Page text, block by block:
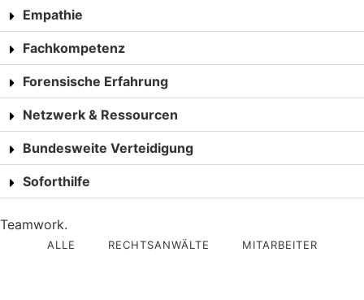
Empathie
Fachkompetenz
Forensische Erfahrung
Netzwerk & Ressourcen
Bundesweite Verteidigung
Soforthilfe
Teamwork.
ALLE RECHTSANWÄLTE MITARBEITER